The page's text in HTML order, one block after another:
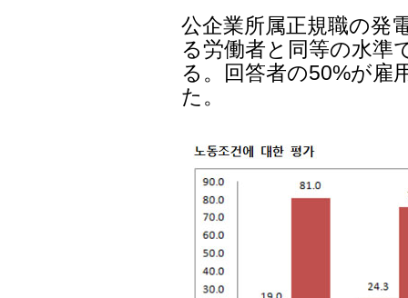
公企業所属正規職の発
る労働者と同等の水準
る。回答者の50%が雇
た。